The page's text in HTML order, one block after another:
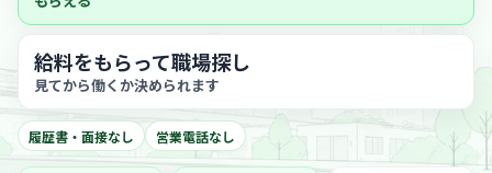
給料をもらって職場探し
見てから働くか決められます
履歴書・面接なし 営業電話なし